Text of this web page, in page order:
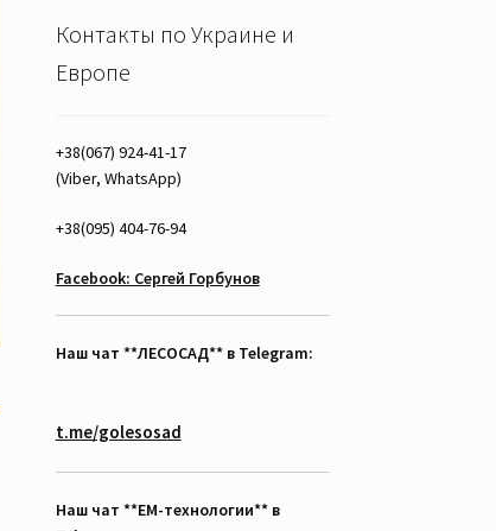
Контакты по Украине и
Европе
+38(067) 924-41-17
(Viber, WhatsApp)
+38(095) 404-76-94
Facebook: Сергей Горбунов
Наш чат **ЛЕСОСАД** в Telegram:
t.me/golesosad
Наш чат **EM-технологии** в